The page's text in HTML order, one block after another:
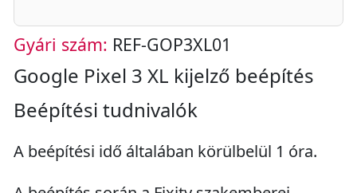
Gyári szám: REF-GOP3XL01
Google Pixel 3 XL kijelző beépítés
Beépítési tudnivalók
A beépítési idő általában körülbelül 1 óra.